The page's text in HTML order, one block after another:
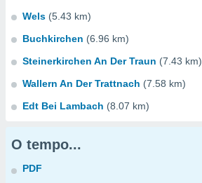
Wels (5.43 km)
Buchkirchen (6.96 km)
Steinerkirchen An Der Traun (7.43 km)
Wallern An Der Trattnach (7.58 km)
Edt Bei Lambach (8.07 km)
O tempo...
PDF